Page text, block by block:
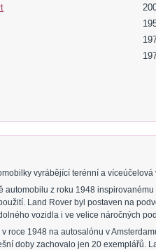
vyrábějící terénní a víceúčelová
automobilu z roku 1948
Land Rover byl postaven na
vozidla i ve velice náročných
roce 1948 na autosalónu v
doby zachovalo jen 20 exemplářů.